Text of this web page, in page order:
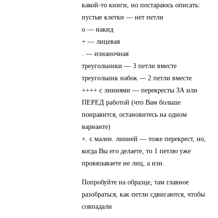
какой-то книги, но постараюсь описать:
пустые клетки — нет петли
о — накид
+ — лицевая
. — изнаночная
треугольники — 3 петли вместе
треугольник набок — 2 петли вместе
++++ с линиями — перекресты ЗА или
ПЕРЕД работой (что Вам больше
понравится, остановитесь на одном
варианте)
+. с мален. линией — тоже перекрест, но,
когда Вы его делаете, то 1 петлю уже
провязываете не лиц, а изн.
Попробуйте на образце, там главное
разобраться, как петли сдвигаются, чтобы
совпадали